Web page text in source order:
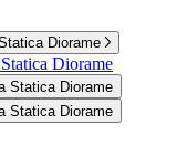
Diorame
Diorame
Statica Diorame
Statica Diorame